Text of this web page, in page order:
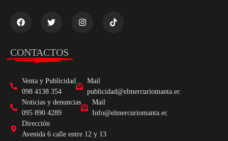
CONTACTOS
Venta y Publicidad
098 4138 354
Mail
publicidad@elmercuriomanta.ec
Noticias y denuncias
095 890 4289
Mail
Info@elmercuriomanta.ec
Dirección
Avenida 6 calle entre 12 y 13